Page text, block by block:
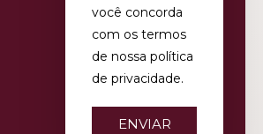
você concorda
com os termos
de nossa política
de privacidade.
ENVIAR